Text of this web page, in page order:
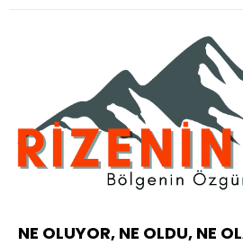
NE OLUYOR, NE OLDU, NE